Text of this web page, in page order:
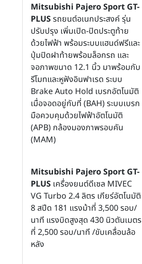
Mitsubishi Pajero Sport GT-
PLUSรถยนต์อเนกประสงค์ รุ่น
ปรับปรุง เพิ่มเปิด-ปิดประตูท้าย
ด้วยไฟฟ้า พร้อมระบบแฮนด์ฟรีและ
ปุ่มปิดฝาท้ายพร้อมล็อกรถ และ
จอภาพขนาด 12.1 นิ้ว มาพร้อมกับ
รีโมทและหูฟังอินฟาเรด ระบบ
Brake Auto Hold เบรกอัตโนมัติ
เมื่อจอดอยู่กับที่ (BAH) ระบบเบรก
มือควบคุมด้วยไฟฟ้าอัตโนมัติ
(APB) กล้องมองภาพรอบคัน
(MAM)
Mitsubishi Pajero Sport GT-
PLUS เครื่องยนต์ดีเซล MIVEC
VG Turbo 2.4 ลิตร เกียร์อัตโนมัติ
8 สปีด 181 แรงม้าที่ 3,500 รอบ/
นาที แรงบิดสูงสุด 430 นิวตันเมตร
ที่ 2,500 รอบ/นาที /ขับเคลื่อนล้อ
หลัง